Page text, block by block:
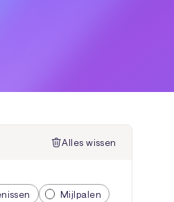
Alles wissen
Mijlpalen